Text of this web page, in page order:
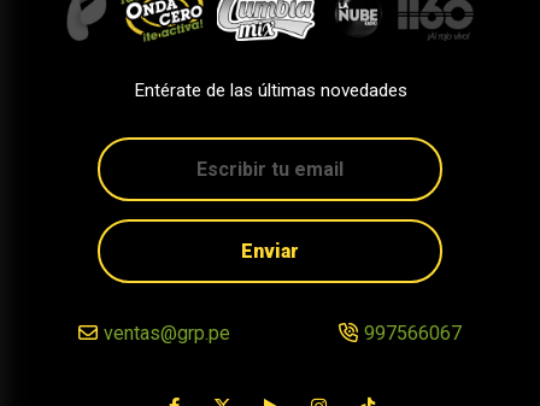
Entérate de las últimas novedades
Enviar
ventas@grp.pe 997566067